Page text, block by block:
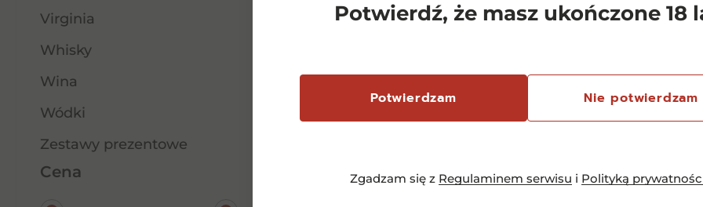
Potwierdź, że masz ukończone 18
Potwierdzam Nie potwierdzam
Zgadzam się z Regulaminem serwisu i Polityką
Virginia
Whisky
Wina
Wódki
Zestawy prezentowe
Cena
Dowiedz się więcej